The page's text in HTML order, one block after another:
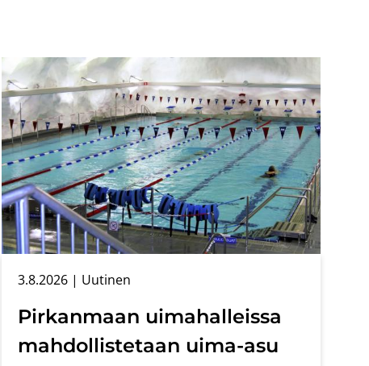
Pir­kan­maan ui­ma­hal­leis­sa
mah­dol­lis­te­taan uima-​asu
3.8.2026 | Uu­ti­nen